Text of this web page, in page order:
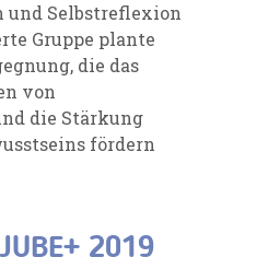
und Selbstreflexion
Gruppe plante
die das
von
die Stärkung
fördern
2019